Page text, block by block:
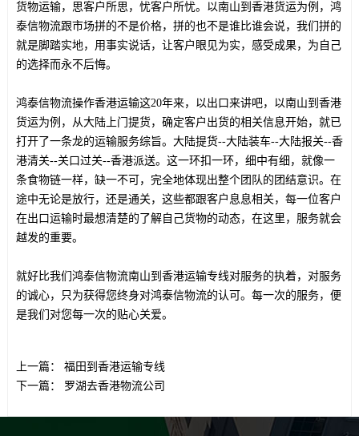
货物运输，思客户所思，忧客户所忧。以南山到香港货运为例，鸿
泰信物流跟市场拼的不是价格，拼的也不是谁比谁会说，我们拼的
就是脚踏实地，用事实说话，让客户眼见为实，感受成果，为自己
的选择而永不后悔。
鸿泰信物流操作香港运输这20年来，以出口来讲吧，以南山到香港
货运为例，从大陆上门提货，确定客户出货的相关信息开始，就已
打开了一条龙的运输服务综旨。大陆提货--大陆装车--大陆报关--香
港清关--关口过关--香港派送。这一环扣一环，细中有细，就像一
条食物链一样，缺一不可，完全地体现出整个团队的团结意识。在
途中无论是放行，还是通关，这些都跟客户息息相关，每一位客户
在出口运输时最想清楚的了解自己货物的动态，在这里，服务就会
越发的重要。
就好比我们鸿泰信物流南山到香港运输专线对服务的执着，对服务
的诚心，只为获得您终身对鸿泰信物流的认可。每一次的服务，便
是我们对您每一次的贴心关爱。
上一篇：
福田到香港运输专线
下一篇：
罗湖去香港物流公司